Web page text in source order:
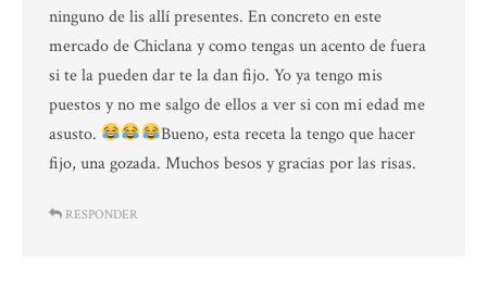
ninguno de lis allí presentes. En concreto en este
mercado de Chiclana y como tengas un acento de fuera
si te la pueden dar te la dan fijo. Yo ya tengo mis
puestos y no me salgo de ellos a ver si con mi edad me
asusto.
Bueno, esta receta la tengo que hacer
fijo, una gozada. Muchos besos y gracias por las risas.
RESPONDER